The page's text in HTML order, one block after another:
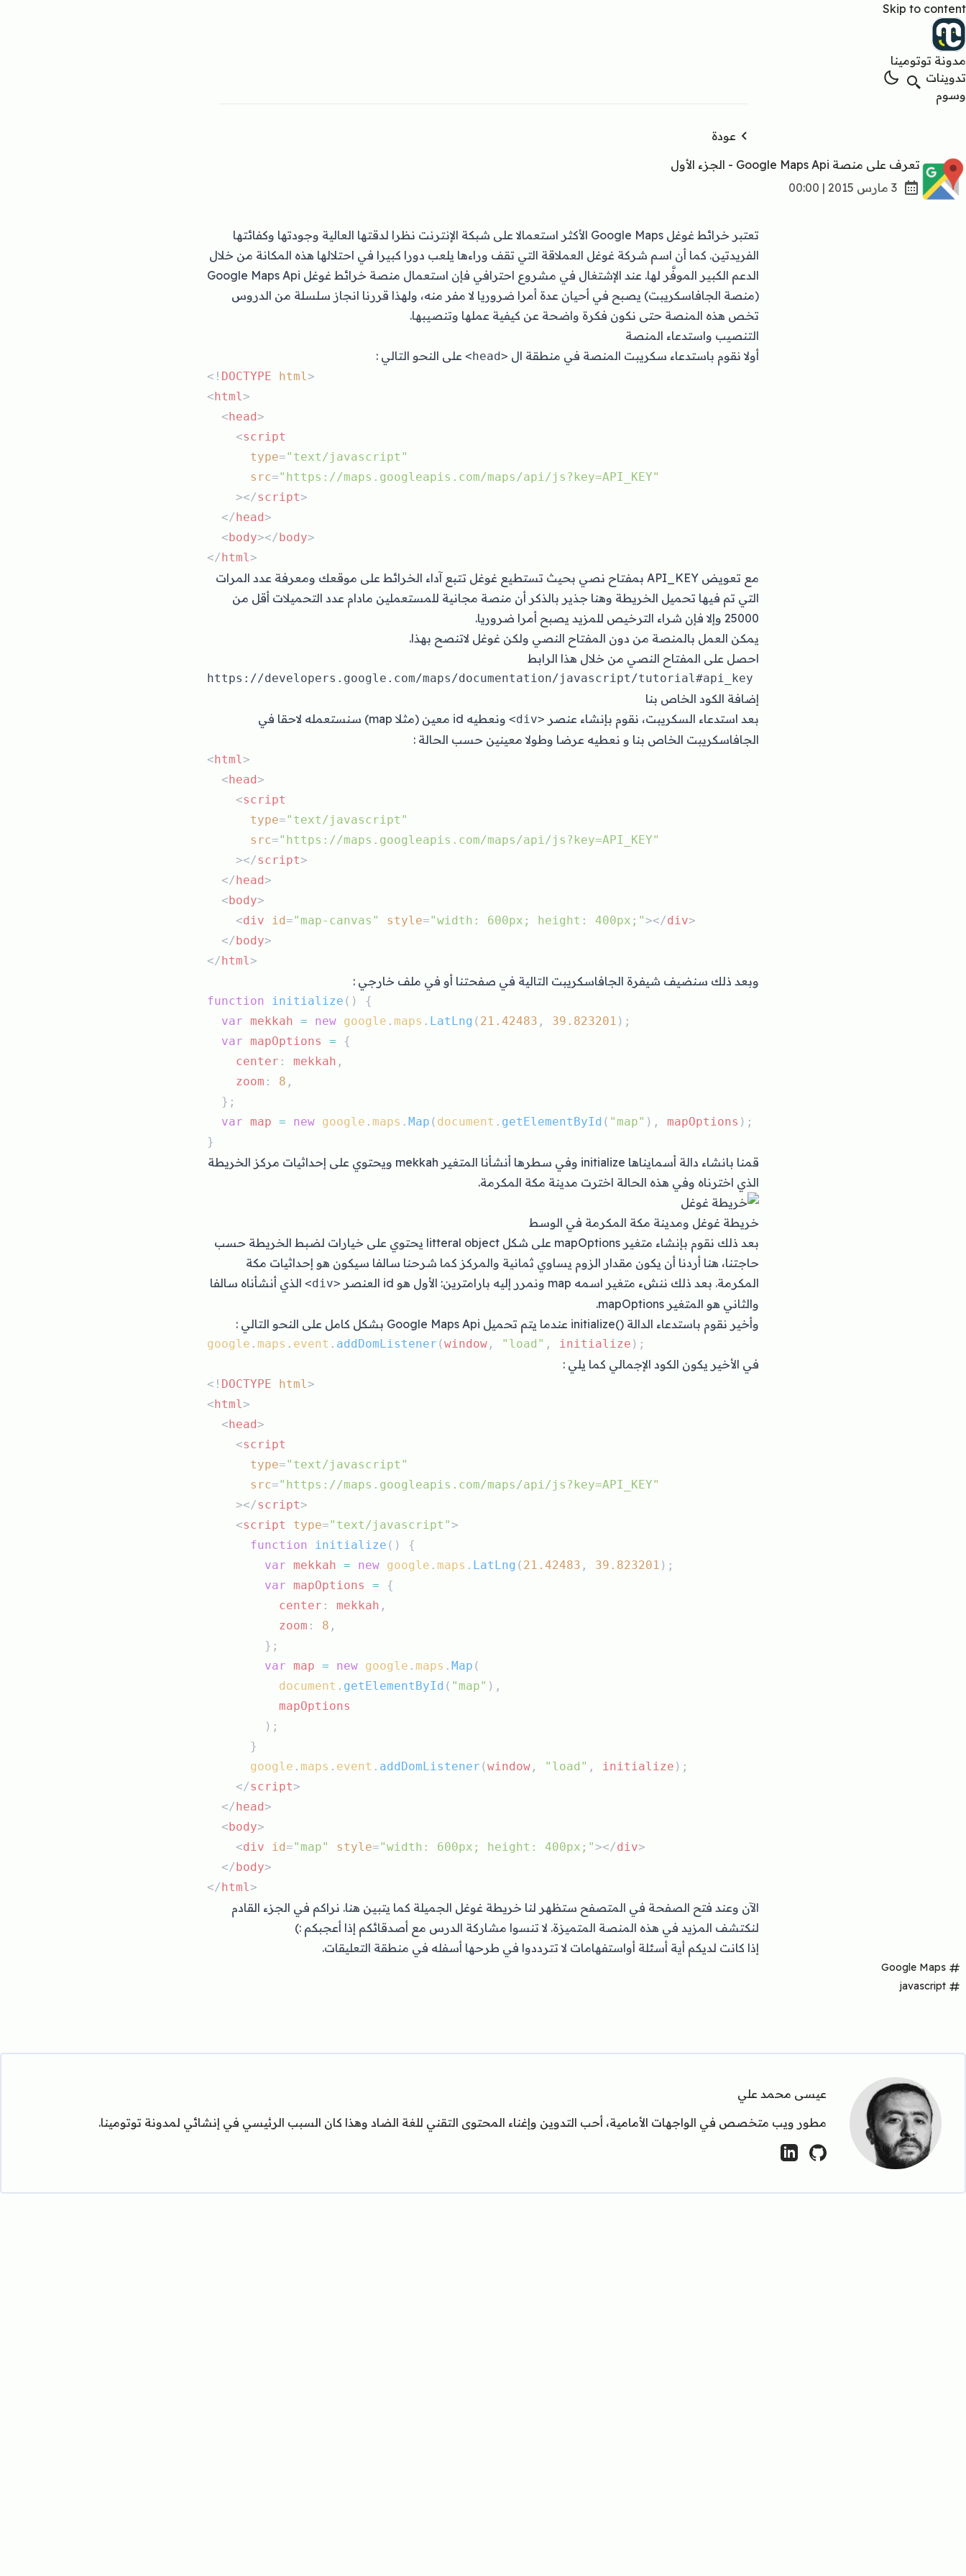
Skip to content
مدونة توتومينا
تدوينات
وسوم
عودة
تعرف على منصة Google Maps Api - الجزء الأول
3 مارس 2015 | 00:00
تعتبر خرائط غوغل Google Maps الأكثر استعمالا على شبكة الإنترنت نظرا لدقتها العالية وجودتها وكفائتها
الفريدتين. كما أن اسم شركة غوغل العملاقة التي تقف وراءها يلعب دورا كبيرا في احتلالها هذه المكانة من خلال
الدعم الكبير الموفَّر لها. عند الإشتغال في مشروع احترافي فإن استعمال منصة خرائط غوغل Google Maps Api
(منصة الجافاسكريبت) يصبح في أحيان عدة أمرا ضروريا لا مفر منه، ولهذا قررنا انجاز سلسلة من الدروس
تخص هذه المنصة حتى نكون فكرة واضحة عن كيفية عملها وتنصيبها.
التنصيب واستدعاء المنصة
أولا نقوم باستدعاء سكريبت المنصة في منطقة ال <head> على النحو التالي :
<! DOCTYPE html >
<html >
  <
head>
    <
script
type="text/javascript"
src="https://maps.googleapis.com/maps/api/js?key=API_KEY"
    ></
script>
  </
head>
  <
body></body>
</html >
مع تعويض API_KEY بمفتاح نصي بحيث تستطيع غوغل تتبع آداء الخرائط على موقعك ومعرفة عدد المرات
التي تم فيها تحميل الخريطة وهنا جذير بالذكر أن منصة مجانية للمستعملين مادام عدد التحميلات أقل من
25000 وإلا فإن شراء الترخيص للمزيد يصبح أمرا ضروريا.
يمكن العمل بالمنصة من دون المفتاح النصي ولكن غوغل لاتنصح بهذا.
احصل على المفتاح النصي من خلال هذا الرابط
إضافة الكود الخاص بنا
بعد استدعاء السكريبت، نقوم بإنشاء عنصر <div>
ونعطيه id معين (مثلا map) سنستعمله لاحقا في
الجافاسكريبت الخاص بنا و نعطيه عرضا وطولا معينين حسب الحالة :
<html >
  <
head>
    <
script
type="text/javascript"
src="https://maps.googleapis.com/maps/api/js?key=API_KEY"
    ></
script>
  </
head>
  <
body>
    <
div id="map-canvas" style="width: 600px; height: 400px;"></div>
  </
body>
</html >
وبعد ذلك سنضيف شيفرة الجافاسكريبت التالية في صفحتنا أو في ملف خارجي :
function initialize () {
var
mekkah = new google . maps . LatLng ( 21.42483 , 39.823201 );
var
mapOptions = {
center : mekkah ,
zoom : 8 ,
  };
var
map = new google . maps . Map ( document . getElementById ( "map" ), mapOptions );
}
قمنا بانشاء دالة أسمايناها initialize وفي سطرها أنشأنا المتغير mekkah ويحتوي على إحداثيات مركز الخريطة
الذي اخترناه وفي هذه الحالة اخترت مدينة مكة المكرمة.
خريطة غوغل ومدينة مكة المكرمة في الوسط
بعد ذلك نقوم بإنشاء متغير mapOptions على شكل litteral object يحتوي على خيارات لضبط الخريطة حسب
حاجتنا، هنا أردنا أن يكون مقدار الزوم يساوي ثمانية والمركز كما شرحنا سالفا سيكون هو إحداثيات مكة
المكرمة. بعد ذلك ننشء متغير اسمه map ونمرر إليه بارامترين: الأول هو id العنصر
<div>
الذي أنشأناه سالفا
والثاني هو المتغير mapOptions.
وأخير نقوم باستدعاء الدالة ()initialize عندما يتم تحميل Google Maps Api بشكل كامل على النحو التالي :
google . maps . event . addDomListener (window , "load" , initialize );
في الأخير يكون الكود الإجمالي كما يلي :
<! DOCTYPE html >
<html >
  <
head>
    <
script
type="text/javascript"
src="https://maps.googleapis.com/maps/api/js?key=API_KEY"
    ></
script>
    <
script type="text/javascript">
function
initialize () {
var
mekkah = new google . maps . LatLng ( 21.42483 , 39.823201 );
var
mapOptions = {
center : mekkah ,
zoom : 8 ,
        };
var
map = new google . maps . Map (
document . getElementById ( "map" ),
mapOptions
        );
      }
google . maps . event . addDomListener (window , "load" , initialize );
    </
script>
  </
head>
  <
body>
    <
div id="map" style="width: 600px; height: 400px;"></div>
  </
body>
</html >
الآن وعند فتح الصفحة في المتصفح ستظهر لنا خريطة غوغل الجميلة كما يتبين هنا. نراكم في الجزء القادم
لنكتشف المزيد في هذه المنصة المتميزة. لا تنسوا مشاركة الدرس مع أصدقائكم إذا أعجبكم :)
إذا كانت لديكم أية أسئلة أواستفهامات لا تترددوا في طرحها أسفله في منطقة التعليقات.
Google Maps
javascript
عيسى محمد علي
مطور ويب متخصص في الواجهات الأمامية، أحب التدوين وإغناء المحتوى التقني للغة الضاد وهذا كان السبب الرئيسي في إنشائي لمدونة توتومينا.